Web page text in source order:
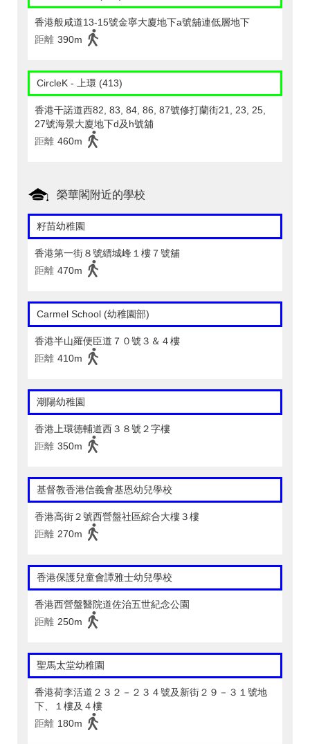
香港般咸道13-15號金寧大廈地下a號舖連低層地下
距離 390m
CircleK - 上環 (413)
香港干諾道西82, 83, 84, 86, 87號修打蘭街21, 23, 25,
27號海景大廈地下d及h號舖
距離 460m
榮華閣附近的學校
籽苗幼稚園
香港第一街８號縉城峰１樓７號舖
距離 470m
Carmel School (幼稚園部)
香港半山羅便臣道７０號３＆４樓
距離 410m
潮陽幼稚園
香港上環德輔道西３８號２字樓
距離 350m
基督教香港信義會基恩幼兒學校
香港高街２號西營盤社區綜合大樓３樓
距離 270m
香港保護兒童會譚雅士幼兒學校
香港西營盤醫院道佐治五世紀念公園
距離 250m
聖馬太堂幼稚園
香港荷李活道２３２－２３４號及新街２９－３１號地
下、１樓及４樓
距離 180m